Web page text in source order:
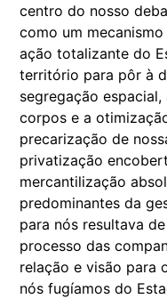
centro do nosso
como um
ação totalizante do
território para pôr à
segregação
corpos e a
precarização de
privatização
mercantilização
predominantes da
para nós resultava
processo das
relação e visão para
nós fugíamos do